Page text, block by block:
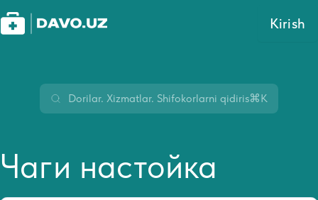
Kirish
⌘K
Чаги настойка